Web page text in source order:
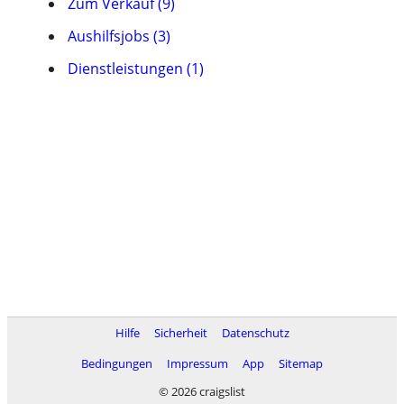
Aushilfsjobs (3)
Dienstleistungen (1)
Hilfe Sicherheit
Datenschutz
Bedingungen
Impressum App
Sitemap
© 2026 craigslist